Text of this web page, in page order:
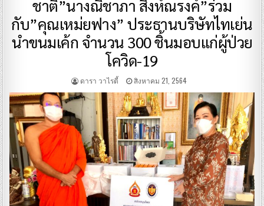
ชาติ”นางณิชาภา สิงห์ณรงค์”ร่วม
กับ”คุณเหม่ยฟาง” ประธานบริษัทไทเย่น
นำขนมเค้ก จำนวน 300 ชิ้นมอบแก่ผู้ป่วย
โควิด-19
ดารา วาไรตี้ สิงหาคม 21, 2564